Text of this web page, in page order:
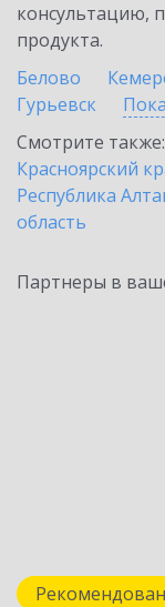
консультацию,
продукта.
Белово
Гурьевск
Смотрите также:
Красноярский
Республика
область
Партнеры в